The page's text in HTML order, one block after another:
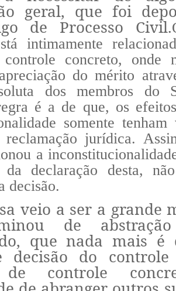
geral, que foi
de Processo Civil.
intimamente
concreto, onde
do mérito
dos membros do
é a de que, os
somente
jurídica.
a
da declaração desta,
decisão.
veio a ser a grande
de
que nada mais
decisão do
de controle